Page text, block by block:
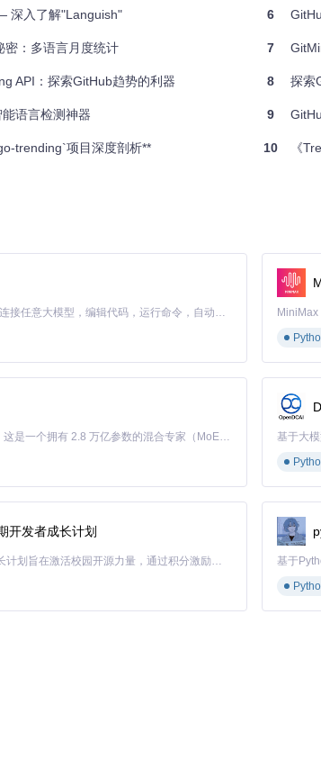
深入了解"Languish"
密：多语言月度统计
API：探索GitHub趋势的利器
语言检测神器
trending`项目深度剖析**
6
7
8 探索
9
10 《
Claude Code 的开源替代方案。连接任意大模型，编辑代码，运行命令，自动验证 — 全自动执行。用 Rust 构建，极致性能。 ｜ An open-source alternative to Claude Code. Connect any LLM, edit code, run commands, and verify changes — autonomously. Built in Rust for speed. Get Started
Kimi K3 是Kimi能力最强的模型：这是一个拥有 2.8 万亿参数的混合专家（MoE）模型，具备原生视觉理解能力，并支持 100 万 token 的上下文窗口。
基于大
开发者成长计划
「源启盛夏」暑期校园开发者成长计划旨在激活校园开源力量，通过积分激励、认证扶持、资源倾斜等形式，引导高校组织和开发者完成「入驻 — 建项目 — 做贡献 — 获认证 — 得资源」的完整闭环。无论你是想带领社团入驻平台的组织者，还是希望用代码贡献证明自己的开发者，都能在这里找到属于你的成长路径。